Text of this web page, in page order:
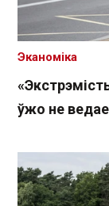
ўжо не
Эканоміка